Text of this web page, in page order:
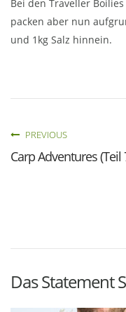
Bei den Traveller
packen aber nun
und 1kg Salz hinnein.
PREVIOUS
Carp Adventures
Das Statement